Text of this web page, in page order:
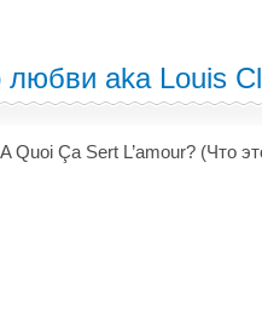
любви aka Louis
Ça Sert L’amour? (Что